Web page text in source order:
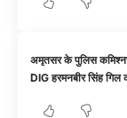
अमृतसर के पुलिस
DIG हरमनबीर सिंह गिल